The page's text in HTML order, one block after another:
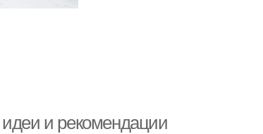
идеи и рекомендации